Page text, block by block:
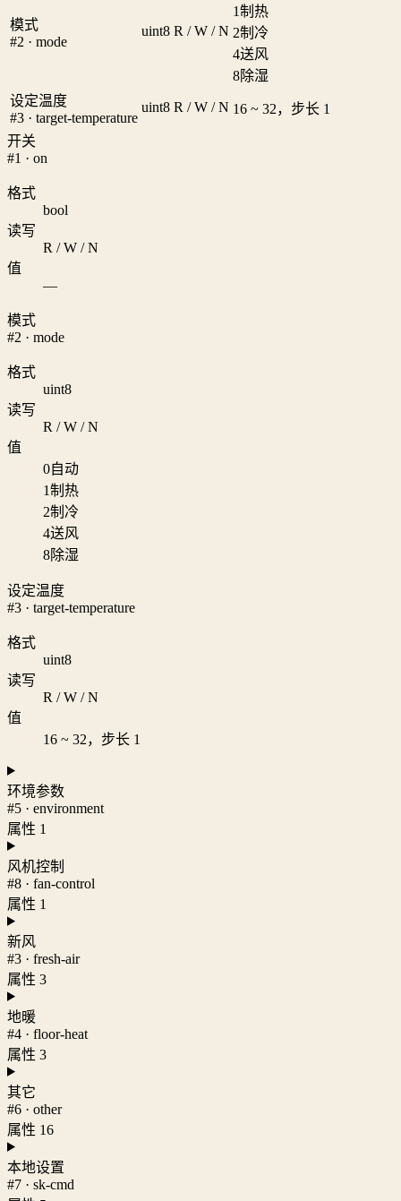
模式
#2 · mode
uint8 R / W / N
1制热
2制冷
4送风
8除湿
设定温度
#3 · target-temperature
uint8 R / W / N 16 ~ 32，步长 1
开关
#1 · on
格式
bool
读写
R / W / N
值
—
模式
#2 · mode
格式
uint8
读写
R / W / N
值
0自动
1制热
2制冷
4送风
8除湿
设定温度
#3 · target-temperature
格式
uint8
读写
R / W / N
值
16 ~ 32，步长 1
环境参数
#5 · environment
属性 1
风机控制
#8 · fan-control
属性 1
新风
#3 · fresh-air
属性 3
地暖
#4 · floor-heat
属性 3
其它
#6 · other
属性 16
本地设置
#7 · sk-cmd